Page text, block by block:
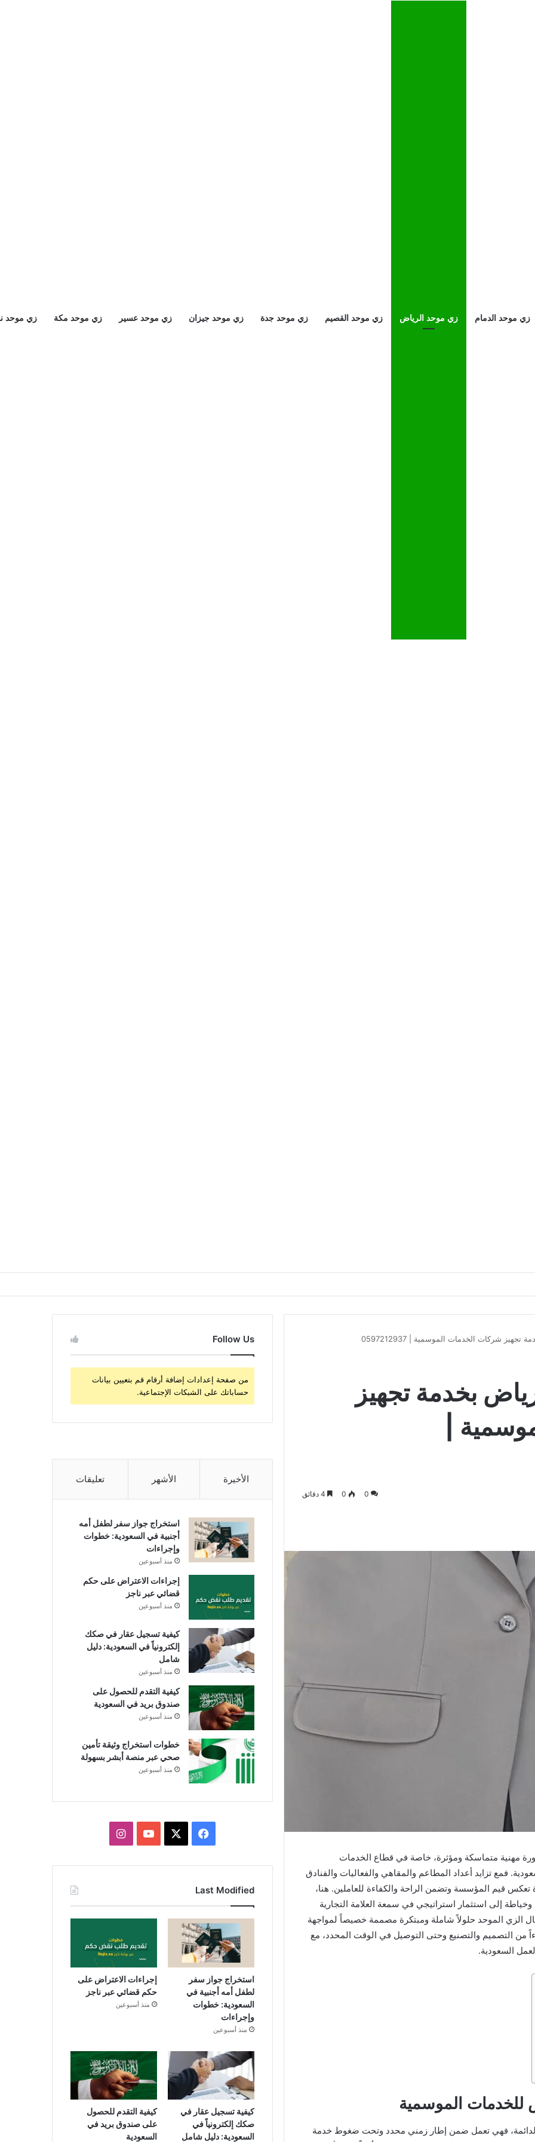
زي موحد الدمام زي موحد الرياض زي موحد القصيم زي موحد جدة زي موحد جيزان زي موحد عسير زي موحد مكة زي موحد
شركات الخدمات الموسمية | 0597212937
بخدمة تجهيز
|
0
0
مهنية متماسكة ومؤثرة، خاصة في قطاع الخدمات
فمع تزايد أعداد المطاعم والمقاهي والفعاليات والفنادق
تعكس قيم المؤسسة وتضمن الراحة والكفاءة للعاملين. هنا،
إلى استثمار استراتيجي في سمعة العلامة التجارية
الزي الموحد حلولاً شاملة ومبتكرة مصممة خصيصاً لمواجهة
من التصميم والتصنيع وحتى التوصيل في الوقت المحدد، مع
السعودية.
للخدمات الموسمية
فهي تعمل ضمن إطار زمني محدد وتحت ضغوط خدمة
Follow Us
من صفحة إعدادات إضافة أرقام قم بتعيين بيانات
حساباتك على الشبكات الإجتماعية.
الأخيرة الأشهر تعليقات
استخراج جواز سفر لطفل أمه
أجنبية في السعودية: خطوات
وإجراءات
منذ أسبوعين
إجراءات الاعتراض على حكم
قضائي عبر ناجز
منذ أسبوعين
كيفية تسجيل عقار في صكك
إلكترونياً في السعودية: دليل
شامل
منذ أسبوعين
كيفية التقدم للحصول على
صندوق بريد في السعودية
منذ أسبوعين
خطوات استخراج وثيقة تأمين
صحي عبر منصة أبشر بسهولة
منذ أسبوعين
فيسبوك يوتيوبانستقرام
Last Modified
استخراج جواز سفر
لطفل أمه أجنبية في
السعودية: خطوات
وإجراءات
منذ أسبوعين
إجراءات الاعتراض على
حكم قضائي عبر ناجز
منذ أسبوعين
كيفية تسجيل عقار في
صكك إلكترونياً في
السعودية: دليل شامل
كيفية التقدم للحصول
على صندوق بريد في
السعودية